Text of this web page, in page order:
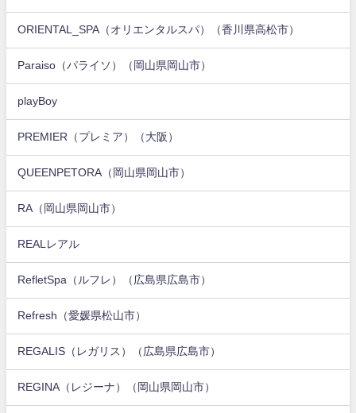
ORIENTAL_SPA（オリエンタルスパ）（香川県高松市）
Paraiso（パライソ）（岡山県岡山市）
playBoy
PREMIER（プレミア）（大阪）
QUEENPETORA（岡山県岡山市）
RA（岡山県岡山市）
REALレアル
RefletSpa（ルフレ）（広島県広島市）
Refresh（愛媛県松山市）
REGALIS（レガリス）（広島県広島市）
REGINA（レジーナ）（岡山県岡山市）